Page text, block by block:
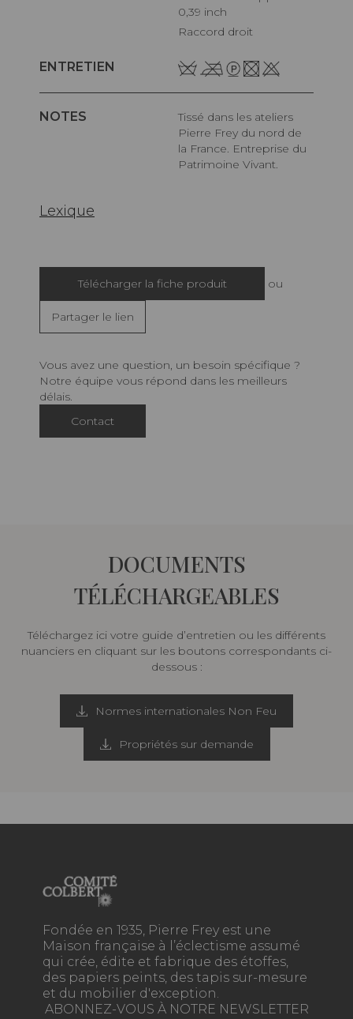
0,39 inch
Raccord droit
ENTRETIEN
NOTES
Tissé dans les ateliers
Pierre Frey du nord de
la France. Entreprise du
Patrimoine Vivant.
Lexique
Télécharger la fiche produit ou
Partager le lien
Vous avez une question, un besoin spécifique ?
Notre équipe vous répond dans les meilleurs
délais.
Contact
DOCUMENTS
TÉLÉCHARGEABLES
Téléchargez ici votre guide d’entretien ou les différents
nuanciers en cliquant sur les boutons correspondants ci-
dessous :
Normes internationales Non Feu
Propriétés sur demande
Fondée en 1935, Pierre Frey est une
Maison française à l’éclectisme assumé
qui crée, édite et fabrique des étoffes,
des papiers peints, des tapis sur-mesure
et du mobilier d'exception.
ABONNEZ-VOUS À NOTRE NEWSLETTER